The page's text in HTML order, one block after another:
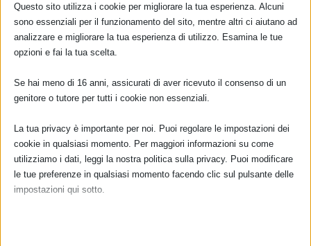
CALENDARIO EVENTI
Non ci sono eventi
TUTTI GLI EVENTI
Questo sito utilizza i cookie per migliorare la tua esperienza. Alcuni
sono essenziali per il funzionamento del sito, mentre altri ci aiutano ad
analizzare e migliorare la tua esperienza di utilizzo. Esamina le tue
opzioni e fai la tua scelta.
Se hai meno di 16 anni, assicurati di aver ricevuto il consenso di un
genitore o tutore per tutti i cookie non essenziali.
La tua privacy è importante per noi. Puoi regolare le impostazioni dei
cookie in qualsiasi momento. Per maggiori informazioni su come
utilizziamo i dati, leggi la nostra politica sulla privacy. Puoi modificare
le tue preferenze in qualsiasi momento facendo clic sul pulsante delle
impostazioni qui sotto.